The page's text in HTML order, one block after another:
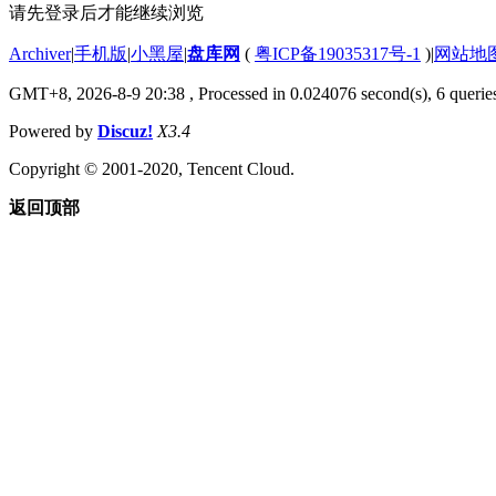
请先登录后才能继续浏览
Archiver|手机版|小黑屋|盘库网 ( 粤ICP备19035317号-1 )|网站地
GMT+8, 2026-8-9 20:38 , Processed in 0.024076 second(s), 6
Powered by Discuz! X3.4
Copyright © 2001-2020, Tencent Cloud.
返回顶部